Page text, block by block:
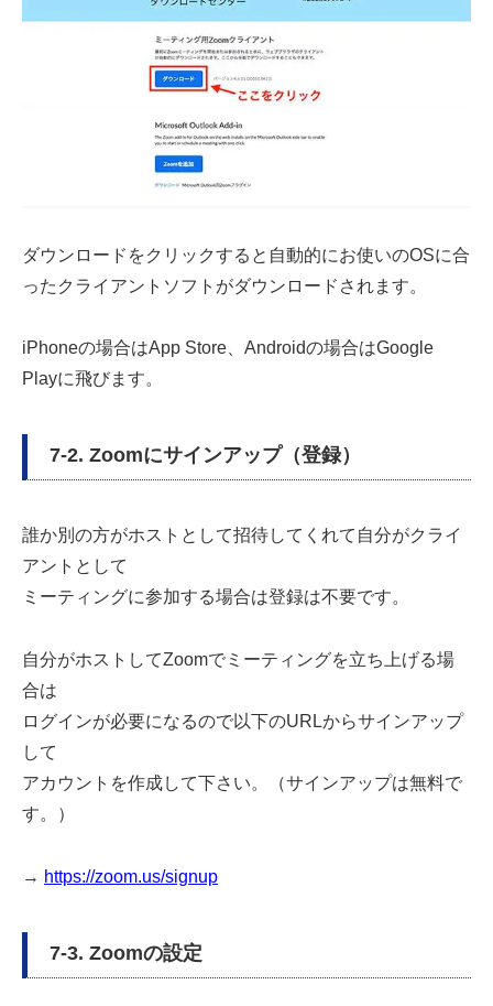
ダウンロードをクリックすると自動的にお使いのOSに合
ったクライアントソフトがダウンロードされます。
iPhoneの場合はApp Store、Androidの場合はGoogle
Playに飛びます。
7-2. Zoomにサインアップ（登録）
誰か別の方がホストとして招待してくれて自分がクライ
アントとして
ミーティングに参加する場合は登録は不要です。
自分がホストしてZoomでミーティングを立ち上げる場
合は
ログインが必要になるので以下のURLからサインアップ
して
アカウントを作成して下さい。（サインアップは無料で
す。）
→ https://zoom.us/signup
7-3. Zoomの設定